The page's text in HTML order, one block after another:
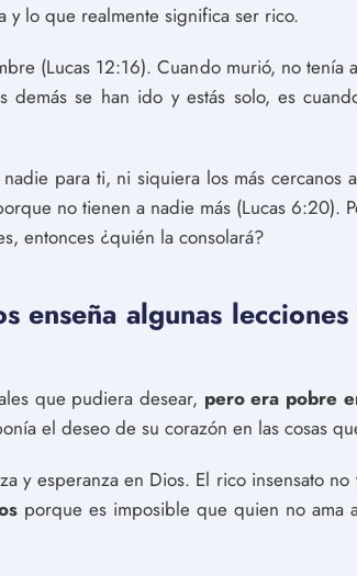
lo que realmente significa ser rico.
(Lucas 12:16). Cuando murió, no tenía
demás se han ido y estás solo, es
para ti, ni siquiera los más cercanos
no tienen a nadie más (Lucas 6:20).
entonces ¿quién la consolará?
enseña algunas
que pudiera desear, pero era pobre
el deseo de su corazón en las cosas
y esperanza en Dios. El rico insensato
porque es imposible que quien no ama